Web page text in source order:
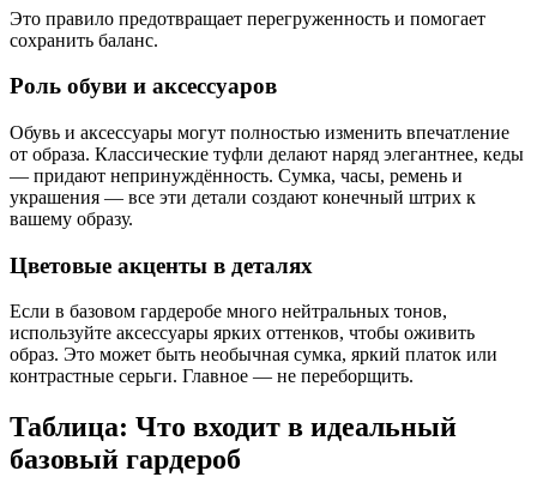
Это правило предотвращает перегруженность и помогает
сохранить баланс.
Роль обуви и аксессуаров
Обувь и аксессуары могут полностью изменить впечатление
от образа. Классические туфли делают наряд элегантнее, кеды
— придают непринуждённость. Сумка, часы, ремень и
украшения — все эти детали создают конечный штрих к
вашему образу.
Цветовые акценты в деталях
Если в базовом гардеробе много нейтральных тонов,
используйте аксессуары ярких оттенков, чтобы оживить
образ. Это может быть необычная сумка, яркий платок или
контрастные серьги. Главное — не переборщить.
Таблица: Что входит в идеальный
базовый гардероб